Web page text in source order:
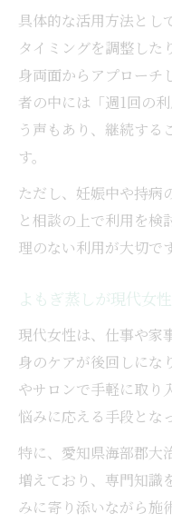
具体的な活用方法とし
タイミングを調整した
身両面からアプローチ
者の中には「週1回の
う声もあり、継続する
す。
ただし、妊娠中や持病
と相談の上で利用を検
理のない利用が大切です
よもぎ蒸しが現代女
現代女性は、仕事や家
身のケアが後回しにな
やサロンで手軽に取り
悩みに応える手段とな
特に、愛知県海部郡大
増えており、専門知識
みに寄り添いながら施